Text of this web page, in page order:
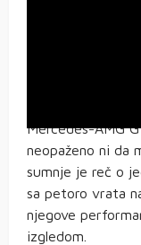
Mercedes-AMG
neopaženo ni da
sumnje je reč o
sa petoro vrata
njegove
izgledom.